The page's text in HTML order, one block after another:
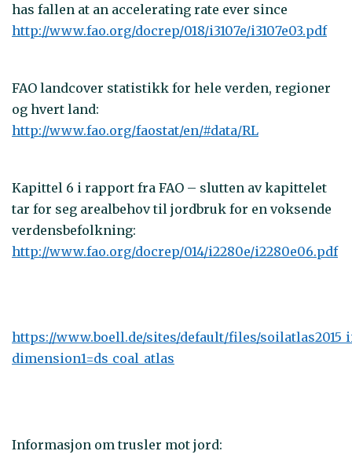
has fallen at an accelerating rate ever since
http://www.fao.org/docrep/018/i3107e/i3107e03.pdf
FAO landcover statistikk for hele verden, regioner
og hvert land:
http://www.fao.org/faostat/en/#data/RL
Kapittel 6 i rapport fra FAO – slutten av kapittelet
tar for seg arealbehov til jordbruk for en voksende
verdensbefolkning:
http://www.fao.org/docrep/014/i2280e/i2280e06.pdf
https://www.boell.de/sites/default/files/
dimension1=ds_coal_atlas
Informasjon om trusler mot jord: